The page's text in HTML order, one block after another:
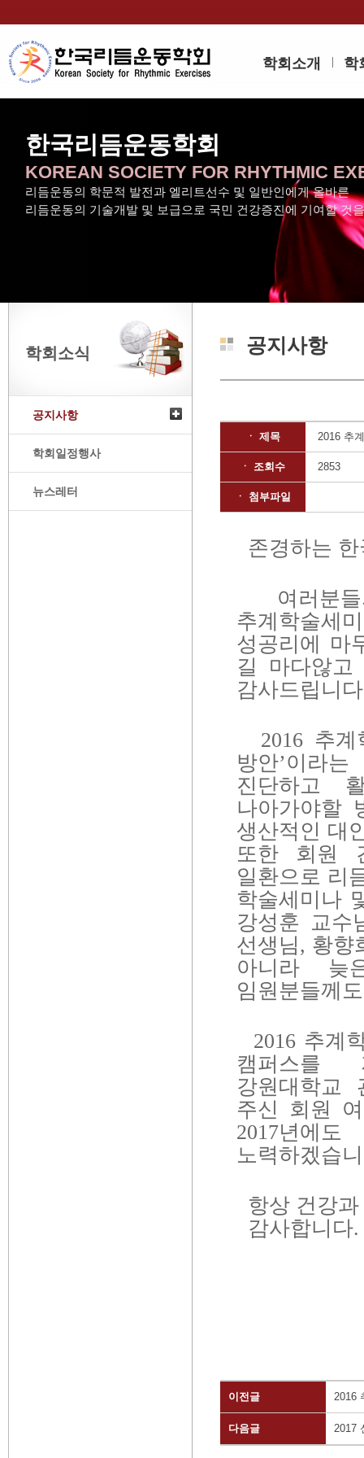
학회소개 학
한국리듬운동학회
KOREAN SOCIETY FOR RHYTHMIC
리듬운동의 학문적 발전과 엘리트선수 및 일반인에게 올바른
리듬운동의 기술개발 및 보급으로 국민 건강증진에 기여할 것
학회소식
공지사항
학회일정행사
뉴스레터
공지사항
ㆍ 제목 2016 추
ㆍ 조회수 2853
ㆍ 첨부파일
존경하는
여러분
추계학술세
성공리에 마
길 마다않
감사드립니
2016 추
방안’이라는
진단하고
나아가야할
생산적인 대
또한 회원
일환으로 리
학술세미나
강성훈 교수
선생님, 황향
아니라 늦
임원분들께
2016 추계
캠퍼스를
강원대학교
주신 회원
2017년에도
노력하겠습
항상 건강
감사합니다.
이전글 2016
다음글 2017